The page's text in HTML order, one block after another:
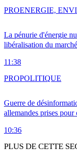
La pénurie d'énergie
libéralisation du marché
11:38
PROENERGIE,
Guerre de
allemandes prises pour
10:36
PROPOLITIQUE
PLUS DE CETTE